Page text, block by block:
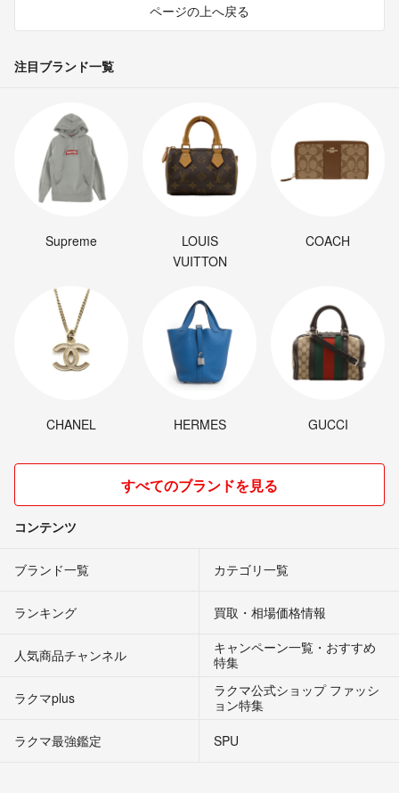
ページの上へ戻る
注目ブランド一覧
Supreme
LOUIS
VUITTON
COACH
CHANEL HERMES GUCCI
すべてのブランドを見る
コンテンツ
ブランド一覧 カテゴリ一覧
ランキング 買取・相場価格情報
人気商品チャンネル
キャンペーン一覧・おすすめ
特集
ラクマplus
ラクマ公式ショップ ファッシ
ョン特集
ラクマ最強鑑定
SPU